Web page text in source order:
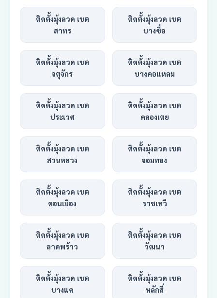
ติดตั้งมุ้งลวด เขต
สาทร
ติดตั้งมุ้งลวด เขต
บางซื่อ
ติดตั้งมุ้งลวด เขต
จตุจักร
ติดตั้งมุ้งลวด เขต
บางคอแหลม
ติดตั้งมุ้งลวด เขต
ประเวศ
ติดตั้งมุ้งลวด เขต
คลองเตย
ติดตั้งมุ้งลวด เขต
สวนหลวง
ติดตั้งมุ้งลวด เขต
จอมทอง
ติดตั้งมุ้งลวด เขต
ดอนเมือง
ติดตั้งมุ้งลวด เขต
ราชเทวี
ติดตั้งมุ้งลวด เขต
ลาดพร้าว
ติดตั้งมุ้งลวด เขต
วัฒนา
ติดตั้งมุ้งลวด เขต
บางแค
ติดตั้งมุ้งลวด เขต
หลักสี่